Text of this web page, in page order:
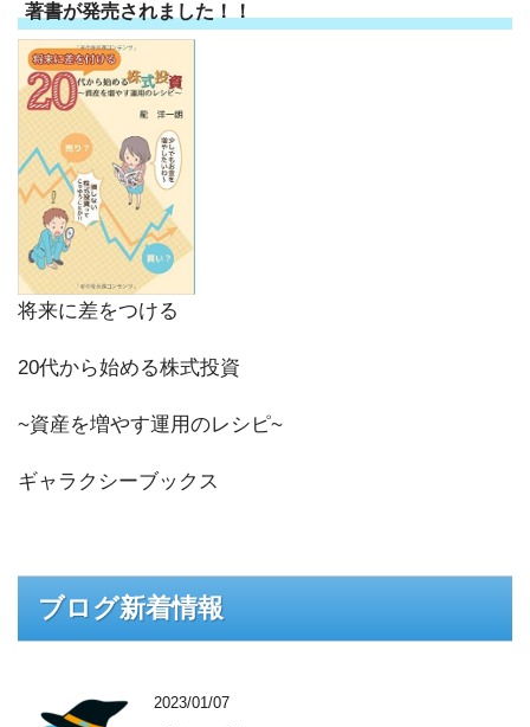
著書が発売されました！！
将来に差をつける
20代から始める株式投資
~資産を増やす運用のレシピ~
ギャラクシーブックス
ブログ新着情報
2023/01/07